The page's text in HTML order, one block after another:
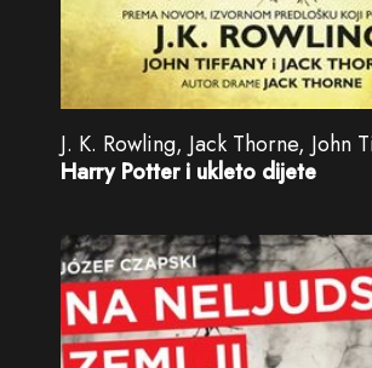
J. K. Rowling, Jack Thorne, John
Harry Potter i ukleto dijete